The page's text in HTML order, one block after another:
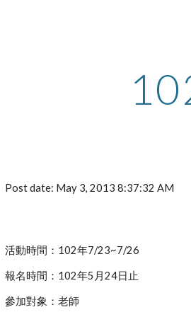
Post date: May 3, 2013 8:37:32 AM
活動時間：102年7/23~7/26
報名時間：102年5月24日止
參加對象：老師